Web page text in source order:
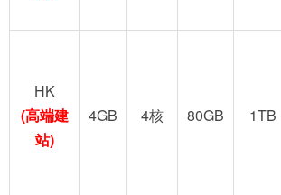
HK
(高端建
站)
4GB 4核 80GB 1TB